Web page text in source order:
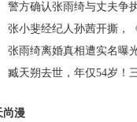
警方确认张雨绮与丈夫争
张小斐经纪人孙茜开撕，
张雨绮离婚真相遭实名曝
臧天朔去世，年仅54岁！
尚漫